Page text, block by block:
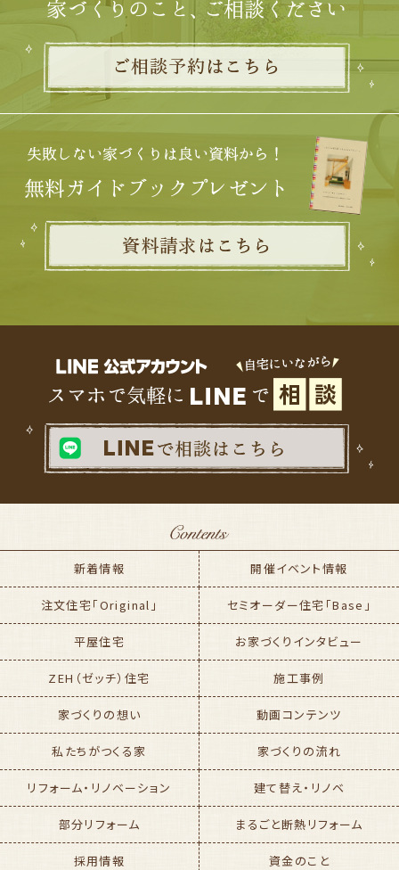
新着情報 開催イベント情報
注文住宅「Original」 セミオーダー住宅「Base」
平屋住宅 お家づくりインタビュー
ZEH（ゼッチ）住宅 施工事例
家づくりの想い 動画コンテンツ
私たちがつくる家 家づくりの流れ
リフォーム・リノベーション 建て替え・リノベ
部分リフォーム まるごと断熱リフォーム
採用情報 資金のこと